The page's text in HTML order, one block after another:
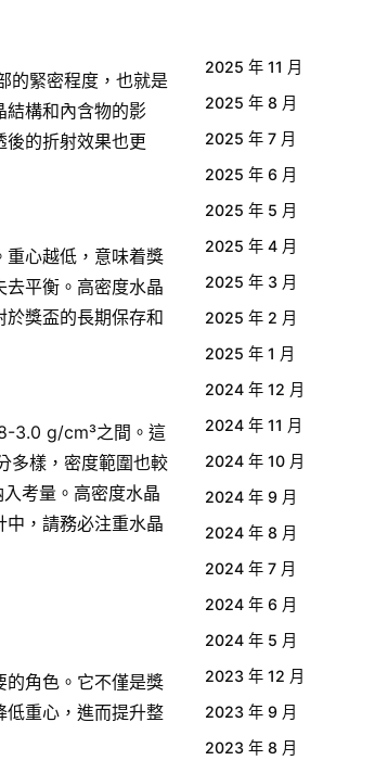
的緊密程度，也就是
結構和內含物的影
的折射效果也更
重心越低，意味着獎
平衡。高密度水晶
獎盃的長期保存和
3.0 g/cm³之間。這
多樣，密度範圍也較
考量。高密度水晶
中，請務必注重水晶
的角色。它不僅是獎
低重心，進而提升整
2025 年 11 月
2025 年 8 月
2025 年 7 月
2025 年 6 月
2025 年 5 月
2025 年 4 月
2025 年 3 月
2025 年 2 月
2025 年 1 月
2024 年 12 月
2024 年 11 月
2024 年 10 月
2024 年 9 月
2024 年 8 月
2024 年 7 月
2024 年 6 月
2024 年 5 月
2023 年 12 月
2023 年 9 月
2023 年 8 月